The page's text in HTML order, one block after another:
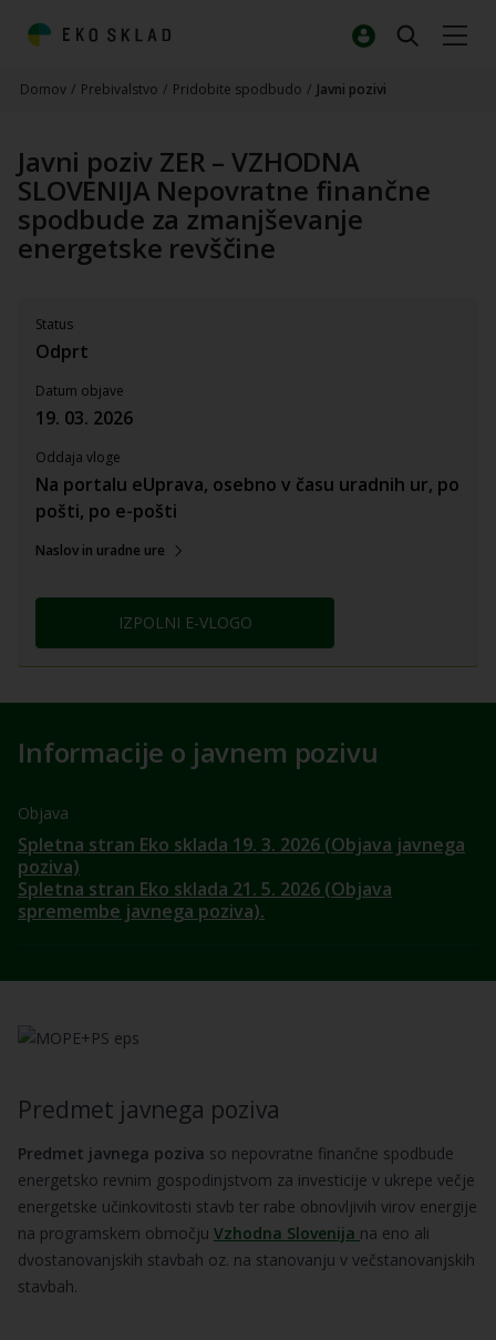
Domov / Prebivalstvo / Pridobite spodbudo / Javni pozivi
Javni poziv ZER – VZHODNA
SLOVENIJA Nepovratne finančne
spodbude za zmanjševanje
energetske revščine
Informacije o javnem pozivu
Objava
Spletna stran Eko sklada 19. 3. 2026 (Objava javnega
poziva)
Spletna stran Eko sklada 21. 5. 2026 (Objava
spremembe javnega poziva).
Predmet javnega poziva
Predmet javnega poziva so nepovratne finančne spodbude
energetsko revnim gospodinjstvom za investicije v ukrepe večje
energetske učinkovitosti stavb ter rabe obnovljivih virov energije
na programskem območju Vzhodna Slovenija na eno ali
dvostanovanjskih stavbah oz. na stanovanju v večstanovanjskih
stavbah.
Status
Odprt
Datum objave
19. 03. 2026
Oddaja vloge
Na portalu eUprava, osebno v času uradnih ur, po
pošti, po e-pošti
Naslov in uradne ure
IZPOLNI E-VLOGO